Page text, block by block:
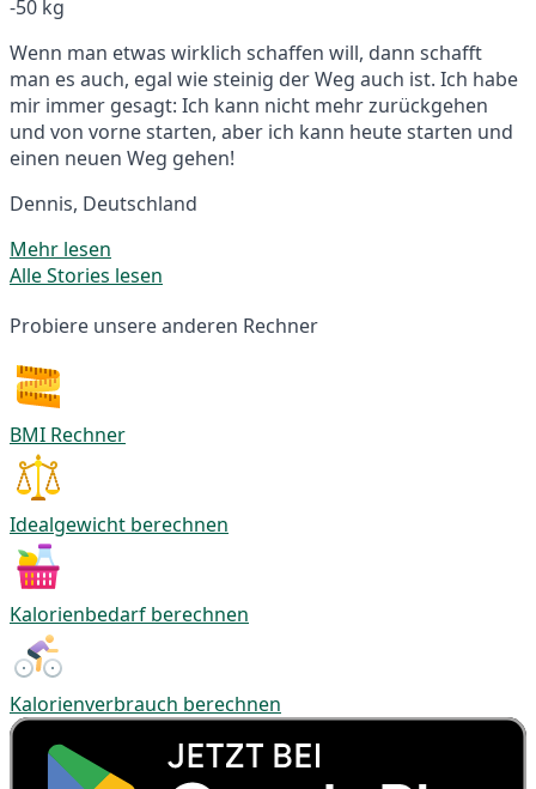
-50 kg
Wenn man etwas wirklich schaffen will, dann schafft
man es auch, egal wie steinig der Weg auch ist. Ich habe
mir immer gesagt: Ich kann nicht mehr zurückgehen
und von vorne starten, aber ich kann heute starten und
einen neuen Weg gehen!
Dennis, Deutschland
Mehr lesen
Alle Stories lesen
Probiere unsere anderen Rechner
BMI Rechner
Idealgewicht berechnen
Kalorienbedarf berechnen
Kalorienverbrauch berechnen